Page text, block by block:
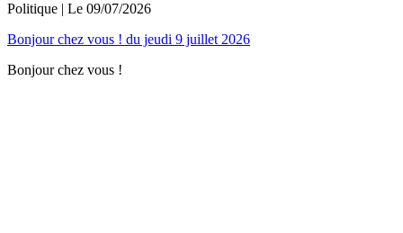
Politique | Le 09/07/2026
Bonjour chez vous ! du jeudi 9 juillet 2026
Bonjour chez vous !